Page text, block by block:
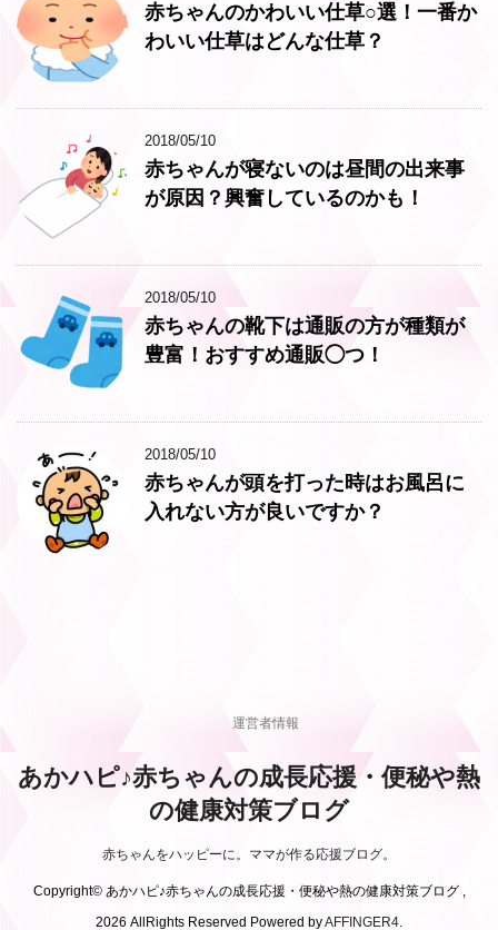
赤ちゃんのかわいい仕草○選！一番か
わいい仕草はどんな仕草？
2018/05/10
赤ちゃんが寝ないのは昼間の出来事
が原因？興奮しているのかも！
2018/05/10
赤ちゃんの靴下は通販の方が種類が
豊富！おすすめ通販◯つ！
2018/05/10
赤ちゃんが頭を打った時はお風呂に
入れない方が良いですか？
運営者情報
あかハピ♪赤ちゃんの成長応援・便秘や熱
の健康対策ブログ
赤ちゃんをハッピーに。ママが作る応援ブログ。
Copyright© あかハピ♪赤ちゃんの成長応援・便秘や熱の健康対策ブログ ,
2026 AllRights Reserved Powered byAFFINGER4.